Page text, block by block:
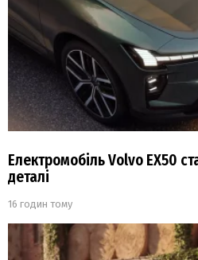
Електромобіль Volvo EX50
деталі
16 годин тому